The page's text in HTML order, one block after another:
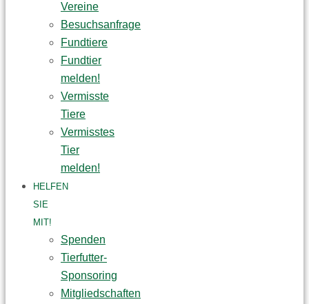
Vereine
Besuchsanfrage
Fundtiere
Fundtier
melden!
Vermisste
Tiere
Vermisstes
Tier
melden!
HELFEN
SIE
MIT!
Spenden
Tierfutter-
Sponsoring
Mitgliedschaften